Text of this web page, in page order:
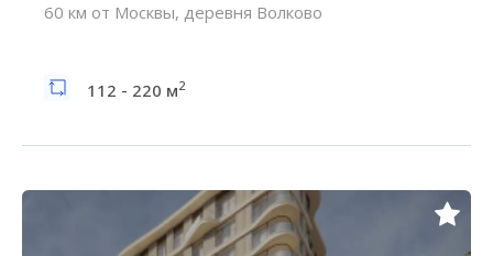
60 км от Москвы, деревня Волково
112 - 220 м2